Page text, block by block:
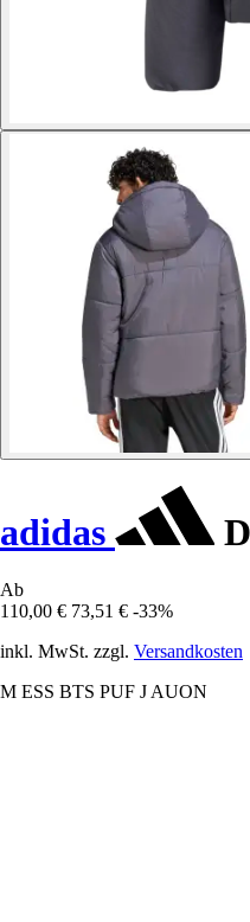
adidas
Ab
110,00 € 73,51 € -33%
inkl. MwSt. zzgl. Versandkosten
M ESS BTS PUF J AUON